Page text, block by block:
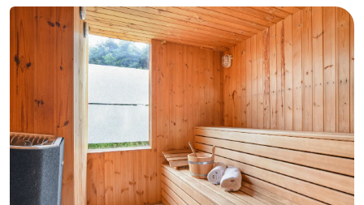
Für
Den
Burg
Den
Hoorn
-